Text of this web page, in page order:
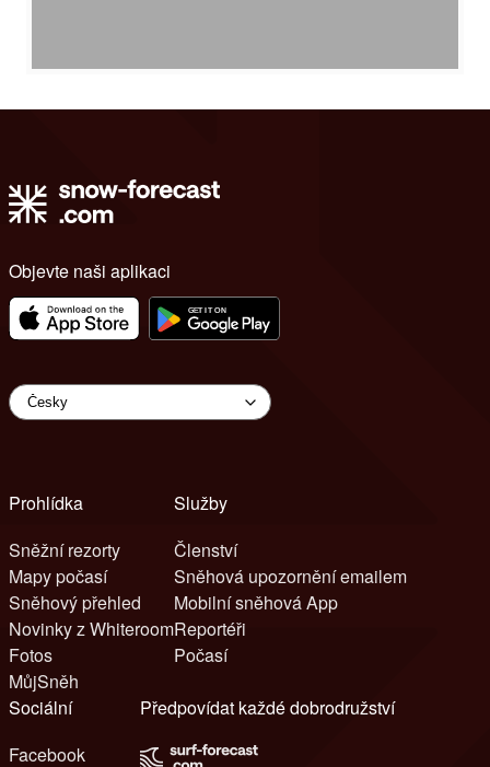
Objevte naši aplikaci
Prohlídka
Sněžní rezorty
Mapy počasí
Sněhový přehled
Novinky z Whiteroom
Fotos
MůjSněh
Služby
Členství
Sněhová upozornění emailem
Mobilní sněhová App
Reportéři
Počasí
Sociální
Facebook
Předpovídat každé dobrodružství